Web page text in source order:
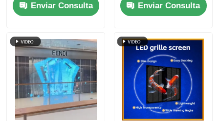
1500cd pantalla táctil
LED pantalla de
Enviar Consulta
personalizable de
vídeo para la
Enviar Consulta